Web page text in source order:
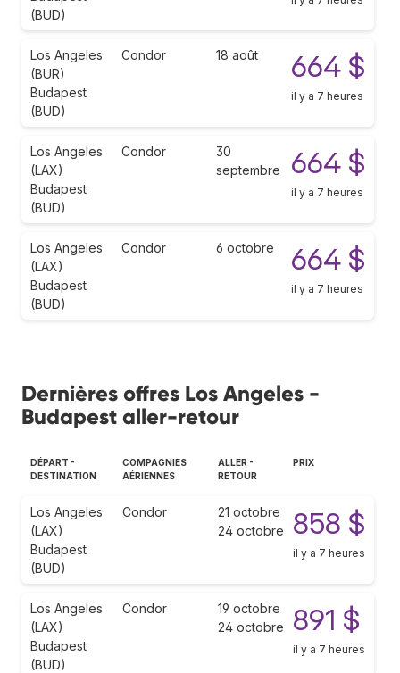
(BUD)
Los Angeles
(BUR)
Budapest
(BUD)
Condor 18 août 664 $
il y a 7 heures
Los Angeles
(LAX)
Budapest
(BUD)
Condor
30
septembre
664 $
il y a 7 heures
Los Angeles
(LAX)
Budapest
(BUD)
Condor 6 octobre 664 $
il y a 7 heures
Dernières offres Los Angeles -
Budapest aller-retour
DÉPART -
DESTINATION
COMPAGNIES
AÉRIENNES
ALLER -
RETOUR
PRIX
Los Angeles
(LAX)
Budapest
(BUD)
Condor
21 octobre
24 octobre
858 $
il y a 7 heures
Los Angeles
(LAX)
Budapest
(BUD)
Condor
19 octobre
24 octobre
891 $
il y a 7 heures